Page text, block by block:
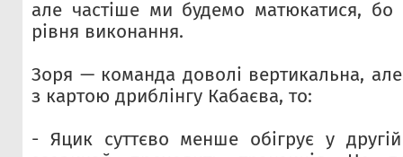
але частіше ми будемо матюкатися,
рівня виконання.
Зоря — команда доволі вертикальна,
з картою дриблінгу Кабаєва, то:
- Яцик суттєво менше обігрує у